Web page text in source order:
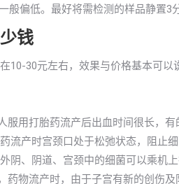
般偏低。最好将需检测的样品静置3
钱
10-30元左右，效果与价格基本可
服用打胎药流产后出血时间很长，
流产时宫颈口处于松弛状态，阻止
阴、阴道、宫颈中的细菌可以乘机
药物流产时，由于子宫有新的创伤